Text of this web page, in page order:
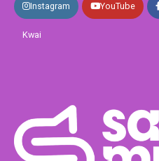
Instagram YouTube
Kwai